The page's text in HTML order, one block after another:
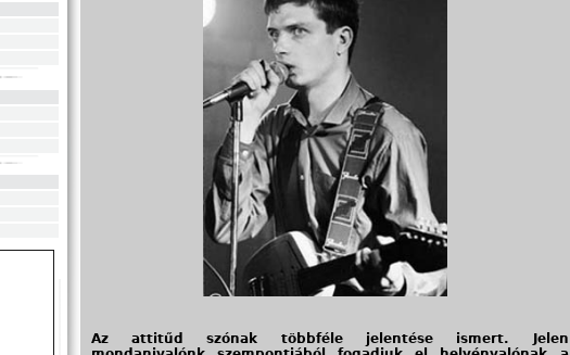
Az attitűd szónak többféle jelentése ismert. Jelen